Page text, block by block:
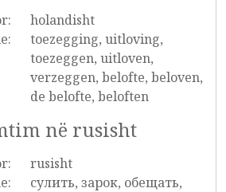
holandisht
toezegging, uitloving,
toezeggen, uitloven,
verzeggen, belofte, beloven,
de belofte, beloften
në rusisht
rusisht
сулить, зарок, обещать,